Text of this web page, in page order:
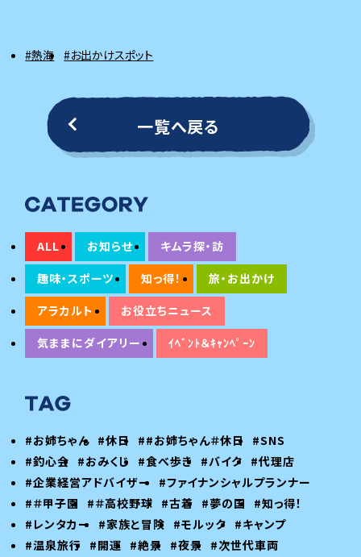
#熱海 #お出かけスポット
一覧へ戻る
ALL お知らせ
キムラ探・訪
趣味・スポーツ
知っ得！
旅・お出かけ
アラカルト
お役立ちニュース
気ままにダイアリー
ｲﾍﾞﾝﾄ＆ｷｬﾝﾍﾟｰﾝ
#お姉ちゃん #休日 ##お姉ちゃん＃休日
#SNS
#釣心会 #おみくじ #食べ歩き #バイク #代理店
#企業経営アドバイザー
#ファイナンシャルプランナー
#＃甲子園
#＃高校野球 #古着 #夢の国
#知っ得！
#レンタカー
#家族と冒険 #モルック #キャンプ
#温泉旅行
#開運 #絶景 #夜景 #次世代車両